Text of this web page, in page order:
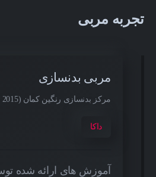
تجربه مربی
مربی بدنسازی
مرکز بدنسازی رنگین کمان (2015 - 2020)
داکا
آموزش های ارائه شده